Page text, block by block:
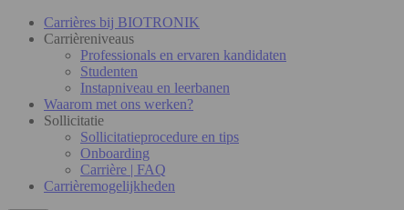
Carrières bij BIOTRONIK
Carrièreniveaus
Professionals en ervaren kandidaten
Studenten
Instapniveau en leerbanen
Waarom met ons werken?
Sollicitatie
Sollicitatieprocedure en tips
Onboarding
Carrière | FAQ
Carrièremogelijkheden